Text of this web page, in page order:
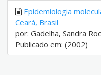
Epidemiologia
Ceará, Brasil
por: Gadelha, Sandra
Publicado em: (2002)